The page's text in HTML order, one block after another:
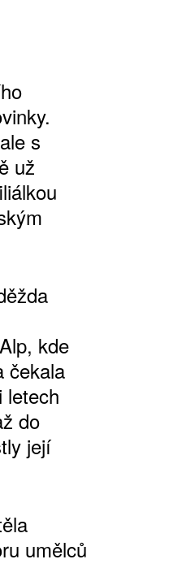
s
už
kde
čekala
letech
do
její
umělců